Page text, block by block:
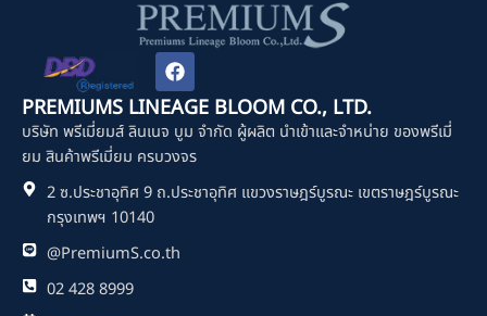
F
a
c
e
b
o
k
PREMIUMS LINEAGE BLOOM CO., LTD.
บริษัท พรีเมี่ยมส์ ลินเนจ บูม จำกัด ผู้ผลิต นำเข้าและจำหน่าย ของพรีเมี่
ยม สินค้าพรีเมี่ยม ครบวงจร
2 ซ.ประชาอุทิศ 9 ถ.ประชาอุทิศ แขวงราษฎร์บูรณะ เขตราษฎร์บูรณะ
กรุงเทพฯ 10140
@PremiumS.co.th
02 428 8999